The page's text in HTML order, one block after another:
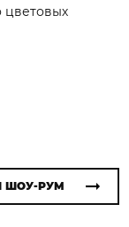
цветовых
ШОУ-РУМ